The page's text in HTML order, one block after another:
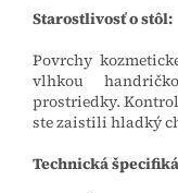
Starostlivosť o stôl:
Povrchy
vlhkou
prostriedky.
ste zaistili hladký
Technická